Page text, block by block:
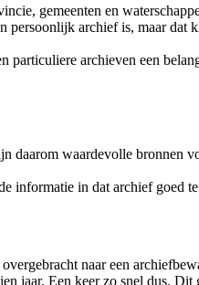
gemeenten en
persoonlijk archief is, maar
archieven een
daarom waardevolle
informatie in dat archief goed
naar een
jaar. Een keer zo snel dus.